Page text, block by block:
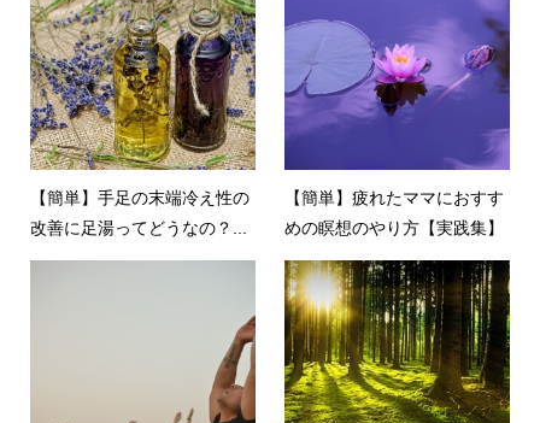
【簡単】手足の末端冷え性の
改善に足湯ってどうなの？...
【簡単】疲れたママにおすす
めの瞑想のやり方【実践集】